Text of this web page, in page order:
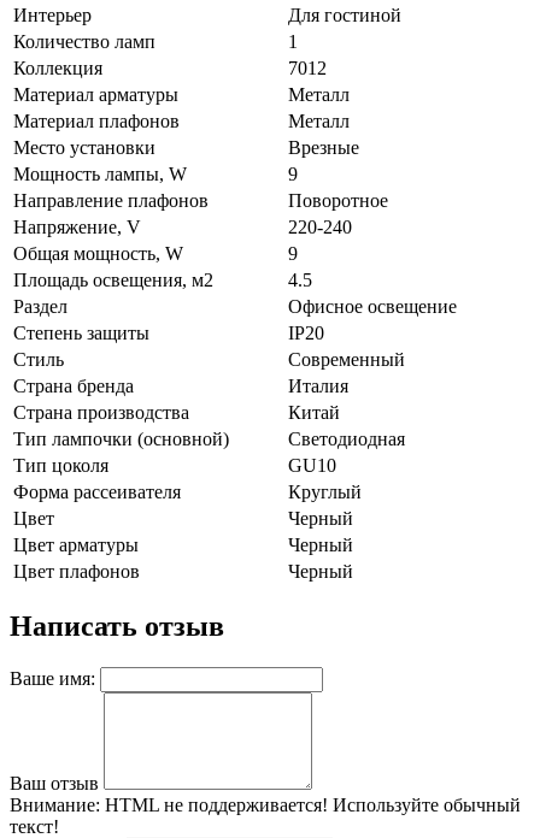
Интерьер
Для гостиной
Количество ламп
1
Коллекция
7012
Материал арматуры
Металл
Материал плафонов
Металл
Место установки
Врезные
Мощность лампы, W
9
Направление плафонов
Поворотное
Напряжение, V
220-240
Общая мощность, W
9
Площадь освещения, м2
4.5
Раздел
Офисное освещение
Степень защиты
IP20
Стиль
Современный
Страна бренда
Италия
Страна производства
Китай
Тип лампочки (основной)
Светодиодная
Тип цоколя
GU10
Форма рассеивателя
Круглый
Цвет
Черный
Цвет арматуры
Черный
Цвет плафонов
Черный
Написать отзыв
Ваше имя:
Ваш отзыв
Внимание: HTML не поддерживается! Используйте обычный
текст!